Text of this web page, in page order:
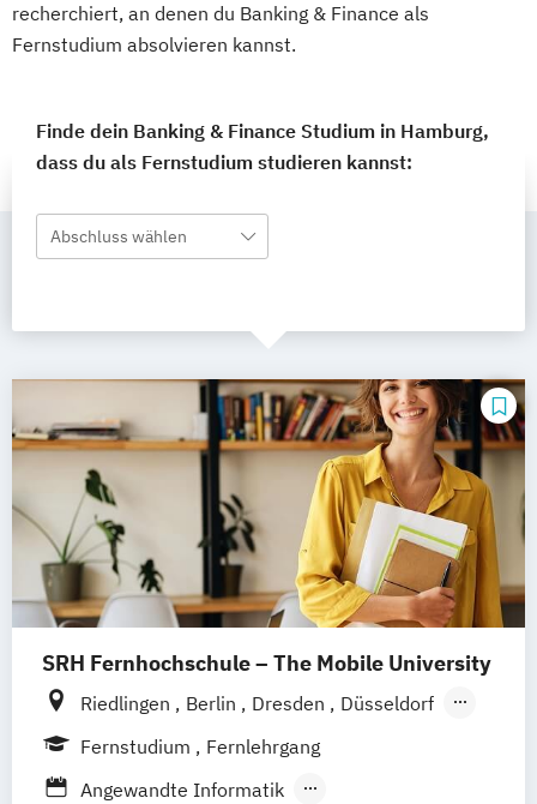
recherchiert, an denen du Banking & Finance als
Fernstudium absolvieren kannst.
Finde dein Banking & Finance Studium in Hamburg,
dass du als Fernstudium studieren kannst:
Abschluss wählen
SRH Fernhochschule – The Mobile University
Riedlingen Berlin Dresden
Düsseldorf
Hamburg
Hannover Köln
Fernstudium
Fernlehrgang
Angewandte Informatik